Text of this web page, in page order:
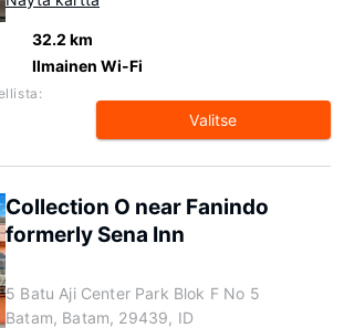
32.2 km
Ilmainen Wi-Fi
Valitse
Collection O near Fanindo
formerly Sena Inn
5 Batu Aji Center Park Blok F No 5
Batam, Batam, 29439, ID